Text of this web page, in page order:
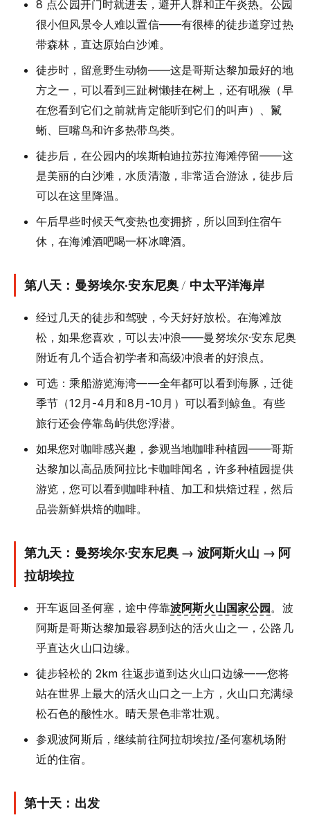
8 点公园开门时就进去，避开人群和正午炎热。公园
很小但风景令人难以置信——有很棒的徒步道穿过热
带森林，直达原始白沙滩。
徒步时，留意野生动物——这是哥斯达黎加最好的地
方之一，可以看到三趾树懒挂在树上，还有吼猴（早
在您看到它们之前就肯定能听到它们的叫声）、鬣
蜥、巨嘴鸟和许多热带鸟类。
徒步后，在公园内的埃斯帕迪拉苏拉海滩停留——这
是美丽的白沙滩，水质清澈，非常适合游泳，徒步后
可以在这里降温。
午后早些时候天气变热也变拥挤，所以回到住宿午
休，在海滩酒吧喝一杯冰啤酒。
第八天：曼努埃尔·安东尼奥 / 中太平洋海岸
经过几天的徒步和驾驶，今天好好放松。在海滩放
松，如果您喜欢，可以去冲浪——曼努埃尔·安东尼奥
附近有几个适合初学者和高级冲浪者的好浪点。
可选：乘船游览海湾——全年都可以看到海豚，迁徙
季节（12月-4月和8月-10月）可以看到鲸鱼。有些
旅行还会停靠岛屿供您浮潜。
如果您对咖啡感兴趣，参观当地咖啡种植园——哥斯
达黎加以高品质阿拉比卡咖啡闻名，许多种植园提供
游览，您可以看到咖啡种植、加工和烘焙过程，然后
品尝新鲜烘焙的咖啡。
第九天：曼努埃尔·安东尼奥 → 波阿斯火山 → 阿
拉胡埃拉
开车返回圣何塞，途中停靠波阿斯火山国家公园。波
阿斯是哥斯达黎加最容易到达的活火山之一，公路几
乎直达火山口边缘。
徒步轻松的 2km 往返步道到达火山口边缘——您将
站在世界上最大的活火山口之一上方，火山口充满绿
松石色的酸性水。晴天景色非常壮观。
参观波阿斯后，继续前往阿拉胡埃拉/圣何塞机场附
近的住宿。
第十天：出发